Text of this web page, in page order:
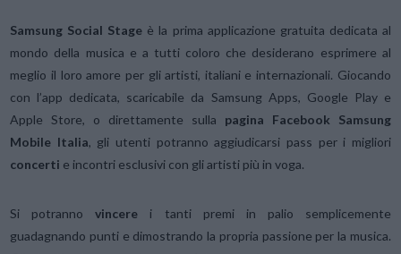
Samsung Social Stage è la prima applicazione gratuita dedicata al
mondo della musica e a tutti coloro che desiderano esprimere al
meglio il loro amore per gli artisti, italiani e internazionali. Giocando
con l’app dedicata, scaricabile da Samsung Apps, Google Play e
Apple Store, o direttamente sulla pagina Facebook Samsung
Mobile Italia, gli utenti potranno aggiudicarsi pass per i migliori
concerti e incontri esclusivi con gli artisti più in voga.
Si potrannovincere i tanti premi in palio semplicemente
guadagnando punti e dimostrando la propria passione per la musica.